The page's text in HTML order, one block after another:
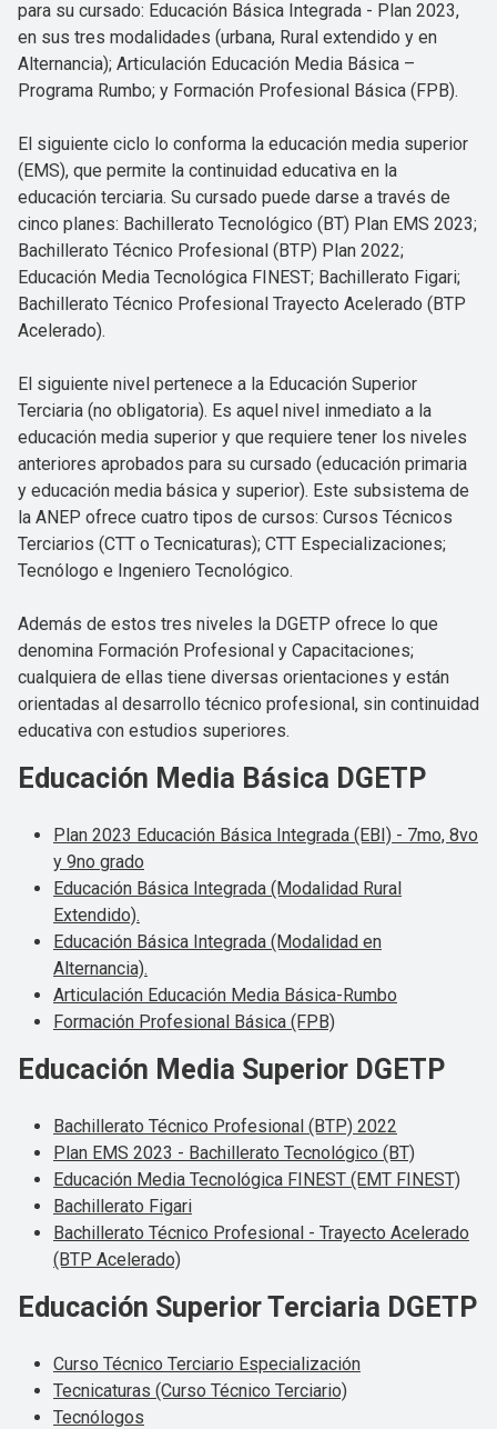
para su cursado: Educación Básica Integrada - Plan 2023,
en sus tres modalidades (urbana, Rural extendido y en
Alternancia); Articulación Educación Media Básica –
Programa Rumbo; y Formación Profesional Básica (FPB).
El siguiente ciclo lo conforma la educación media superior
(EMS), que permite la continuidad educativa en la
educación terciaria. Su cursado puede darse a través de
cinco planes: Bachillerato Tecnológico (BT) Plan EMS 2023;
Bachillerato Técnico Profesional (BTP) Plan 2022;
Educación Media Tecnológica FINEST; Bachillerato Figari;
Bachillerato Técnico Profesional Trayecto Acelerado (BTP
Acelerado).
El siguiente nivel pertenece a la Educación Superior
Terciaria (no obligatoria). Es aquel nivel inmediato a la
educación media superior y que requiere tener los niveles
anteriores aprobados para su cursado (educación primaria
y educación media básica y superior). Este subsistema de
la ANEP ofrece cuatro tipos de cursos: Cursos Técnicos
Terciarios (CTT o Tecnicaturas); CTT Especializaciones;
Tecnólogo e Ingeniero Tecnológico.
Además de estos tres niveles la DGETP ofrece lo que
denomina Formación Profesional y Capacitaciones;
cualquiera de ellas tiene diversas orientaciones y están
orientadas al desarrollo técnico profesional, sin continuidad
educativa con estudios superiores.
Educación Media Básica DGETP
Plan 2023 Educación Básica Integrada (EBI) - 7mo, 8vo
y 9no grado
Educación Básica Integrada (Modalidad Rural
Extendido).
Educación Básica Integrada (Modalidad en
Alternancia).
Articulación Educación Media Básica-Rumbo
Formación Profesional Básica (FPB)
Educación Media Superior DGETP
Bachillerato Técnico Profesional (BTP) 2022
Plan EMS 2023 - Bachillerato Tecnológico (BT)
Educación Media Tecnológica FINEST (EMT FINEST)
Bachillerato Figari
Bachillerato Técnico Profesional - Trayecto Acelerado
(BTP Acelerado)
Educación Superior Terciaria DGETP
Curso Técnico Terciario Especialización
Tecnicaturas (Curso Técnico Terciario)
Tecnólogos